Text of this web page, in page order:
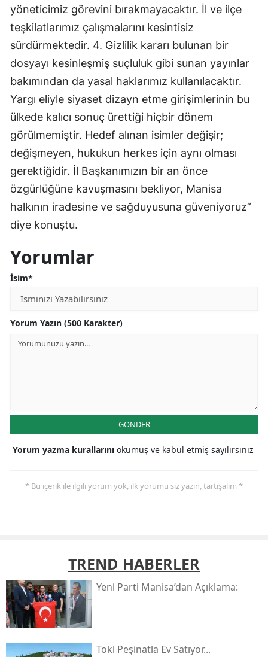
yöneticimiz görevini bırakmayacaktır. İl ve ilçe
teşkilatlarımız çalışmalarını kesintisiz
sürdürmektedir. 4. Gizlilik kararı bulunan bir
dosyayı kesinleşmiş suçluluk gibi sunan yayınlar
bakımından da yasal haklarımız kullanılacaktır.
Yargı eliyle siyaset dizayn etme girişimlerinin bu
ülkede kalıcı sonuç ürettiği hiçbir dönem
görülmemiştir. Hedef alınan isimler değişir;
değişmeyen, hukukun herkes için aynı olması
gerektiğidir. İl Başkanımızın bir an önce
özgürlüğüne kavuşmasını bekliyor, Manisa
halkının iradesine ve sağduyusuna güveniyoruz”
diye konuştu.
Yorumlar
İsim*
Yorum Yazın (500 Karakter)
GÖNDER
Yorum yazma kurallarını okumuş ve kabul etmiş sayılırsınız
* Bu içerik ile ilgili yorum yok, ilk yorumu siz yazın, tartışalım *
TREND HABERLER
Yeni̇ Parti Manisa’dan Açıklama:
Toki̇ Peşinatla Ev Satıyor...